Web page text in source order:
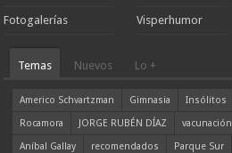
Fotogalerías Visperhumor
Temas Nuevos Lo +
Americo Schvartzman Gimnasia Insólitos
Rocamora
JORGE RUBÉN DÍAZ vacunación
Aníbal Gallay
recomendados Parque Sur